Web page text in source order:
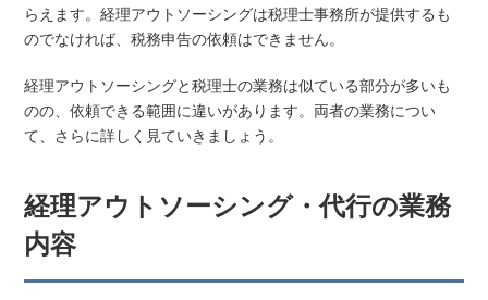
らえます。経理アウトソーシングは税理士事務所が提供するも
のでなければ、税務申告の依頼はできません。
経理アウトソーシングと税理士の業務は似ている部分が多いも
のの、依頼できる範囲に違いがあります。両者の業務につい
て、さらに詳しく見ていきましょう。
経理アウトソーシング・代行の業務
内容